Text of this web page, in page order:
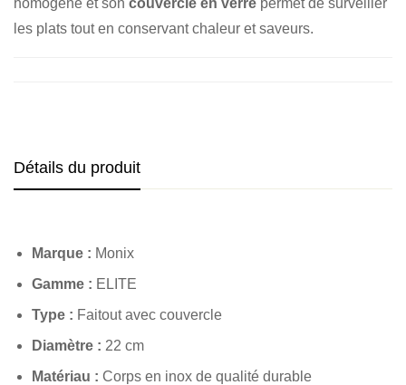
les plats tout en conservant chaleur et saveurs.
Détails du produit
Marque : Monix
Gamme : ELITE
Type : Faitout avec couvercle
Diamètre : 22 cm
Matériau : Corps en inox de qualité durable